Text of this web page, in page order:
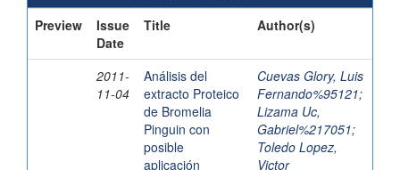
Preview
Issue
Date
Title Author(s)
2011-
11-04
Análisis del
extracto Proteico
de Bromelia
Pinguin con
posible
aplicación
Cuevas Glory, Luis
Fernando%95121;
Lizama Uc,
Gabriel%217051;
Toledo Lopez,
Victor